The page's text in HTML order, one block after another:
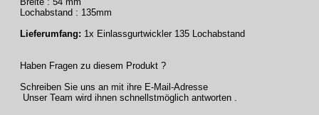
Lochabstand : 135mm
Lieferumfang: 1x Einlassgurtwickler 135 Lochabstand
Haben Fragen zu diesem Produkt ?
Schreiben Sie uns an mit ihre E-Mail-Adresse
Unser Team wird ihnen schnellstmöglich antworten .